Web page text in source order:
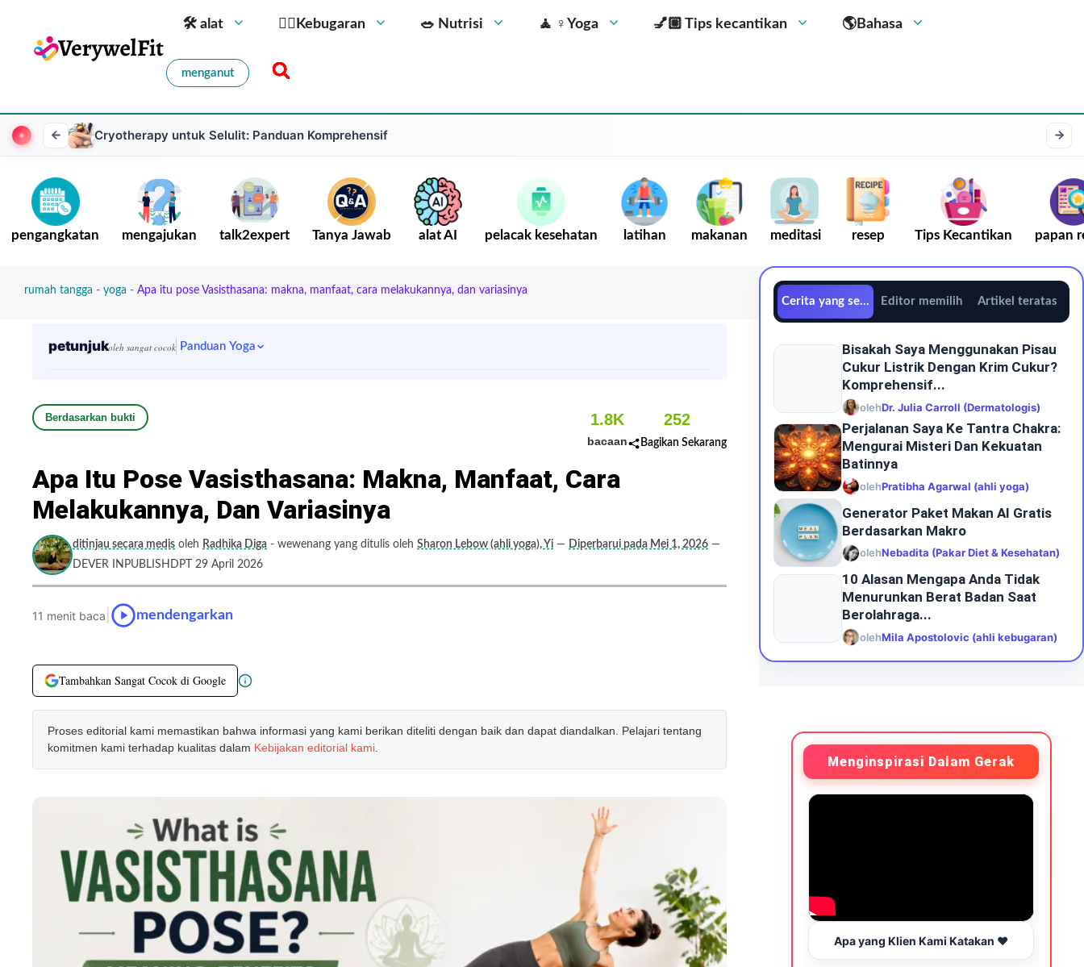
🛠 alat 🏋️‍♀️Kebugaran 🥗 Nutrisi 🧘 ‍♀️Yoga 💅🏼 Tips kecantikan 🌎Bahasa
menganut
Cryotherapy untuk Selulit: Panduan Komprehensif
pengangkatan mengajukan talk2expert Tanya Jawab alat AI pelacak kesehatan latihan makanan meditasi resep Tips Kecantikan papan
rumah tangga - yoga - Apa itu pose Vasisthasana: makna, manfaat, cara melakukannya, dan variasinya
petunjukoleh sangat cocok Panduan Yoga
Berdasarkan bukti 1.8K
bacaan
252
Bagikan Sekarang
Apa Itu Pose Vasisthasana: Makna, Manfaat, Cara
Melakukannya, Dan Variasinya
ditinjau secara medis oleh Radhika Diga - wewenang yang ditulis oleh Sharon Lebow (ahli yoga), Yi — Diperbarui pada Mei 1, 2026 —
DEVER INPUBLISHDPT 29 April 2026
11 menit baca mendengarkan
Tambahkan Sangat Cocok di Google
Proses editorial kami memastikan bahwa informasi yang kami berikan diteliti dengan baik dan dapat diandalkan. Pelajari tentang
komitmen kami terhadap kualitas dalam Kebijakan editorial kami
Cerita yang sedang trenEditor memilih Artikel teratas
Bisakah Saya Menggunakan Pisau
Cukur Listrik Dengan Krim Cukur?
Komprehensif...
olehDr. Julia Carroll (Dermatologis)
Perjalanan Saya Ke Tantra Chakra:
Mengurai Misteri Dan Kekuatan
Batinnya
olehPratibha Agarwal (ahli yoga)
Generator Paket Makan AI Gratis
Berdasarkan Makro
olehNebadita (Pakar Diet & Kesehatan)
10 Alasan Mengapa Anda Tidak
Menurunkan Berat Badan Saat
Berolahraga...
olehMila Apostolovic (ahli kebugaran)
Menginspirasi Dalam Gerak
Apa yang Klien Kami Katakan ❤️